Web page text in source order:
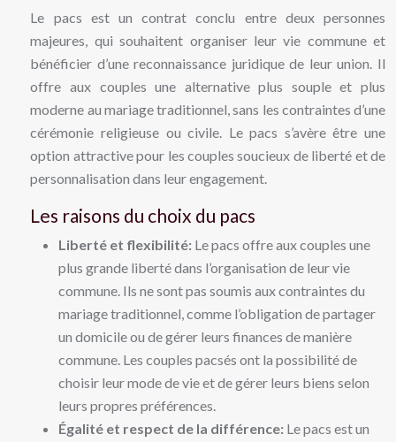
Le pacs est un contrat conclu entre deux personnes
majeures, qui souhaitent organiser leur vie commune et
bénéficier d’une reconnaissance juridique de leur union. Il
offre aux couples une alternative plus souple et plus
moderne au mariage traditionnel, sans les contraintes d’une
cérémonie religieuse ou civile. Le pacs s’avère être une
option attractive pour les couples soucieux de liberté et de
personnalisation dans leur engagement.
Les raisons du choix du pacs
Liberté et flexibilité: Le pacs offre aux couples une
plus grande liberté dans l’organisation de leur vie
commune. Ils ne sont pas soumis aux contraintes du
mariage traditionnel, comme l’obligation de partager
un domicile ou de gérer leurs finances de manière
commune. Les couples pacsés ont la possibilité de
choisir leur mode de vie et de gérer leurs biens selon
leurs propres préférences.
Égalité et respect de la différence: Le pacs est un